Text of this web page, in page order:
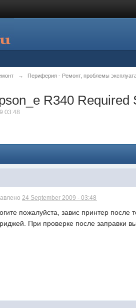
→ Периферия - Ремонт, проблемы
R340 Required
03:48
24 September 2009 - 03:48
пожалуйста, завис принтер после
При проверке после заправки